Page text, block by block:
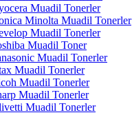
Muadil Tonerler
Minolta Muadil Tonerler
Muadil Tonerler
Muadil Toner
Muadil Tonerler
Muadil Tonerler
Muadil Tonerler
Muadil Tonerler
Muadil Tonerler